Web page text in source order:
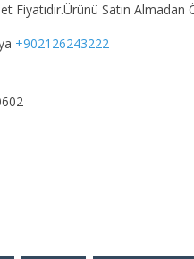
Fiyatıdır.Ürünü Satın
+902126243222